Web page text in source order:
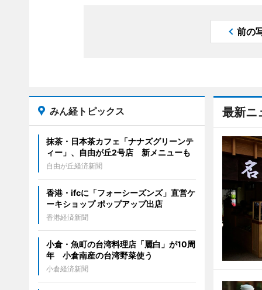
前の
最新ニ
みん経トピックス
抹茶・日本茶カフェ「ナナズグリーンテ
ィー」、自由が丘2号店 新メニューも
自由が丘経済新聞
香港・ifcに「フォーシーズンズ」直営ケ
ーキショップ ポップアップ出店
香港経済新聞
小倉・魚町の台湾料理店「麗白」が10周
年 小倉南産の台湾野菜使う
小倉経済新聞